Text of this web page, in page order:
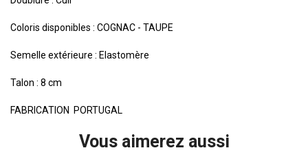
Coloris disponibles : COGNAC - TAUPE
Semelle extérieure : Elastomère
Talon : 8 cm
FABRICATION PORTUGAL
Vous aimerez aussi